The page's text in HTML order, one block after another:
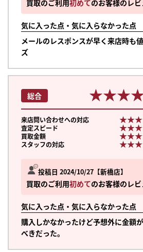
買取のご利用初めてのお客様のレ
気に入った点・気に入らなかった点
メールのレスポンスが早く来店時も
ズ
投稿日 2024/10/27 新橋店
買取のご利用初めてのお客様のレ
気に入った点・気に入らなかった点
購入しかなかったけど予想外に金額
べきだった。
総合
来店問い合わせへの対応
査定スピード
買取金額
スタッフの対応